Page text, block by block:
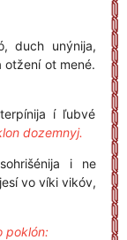
duch unýnija,
otžení ot mené.
í ľubvé
dozemnyj.
i ne
vo víki vikóv,
poklón: